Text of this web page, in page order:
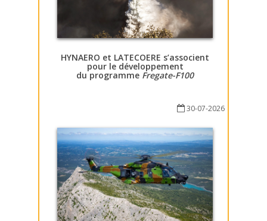
HYNAERO et LATECOERE s’associent
pour le développement
du programme Fregate-F100
30-07-2026